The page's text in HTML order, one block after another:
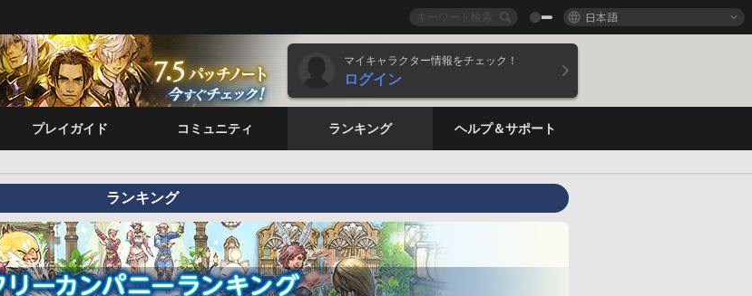
日本語
マイキャラクター情報をチェック！
ログイン
プレイガイド コミュニティ ランキング ヘルプ＆サポート
ランキング